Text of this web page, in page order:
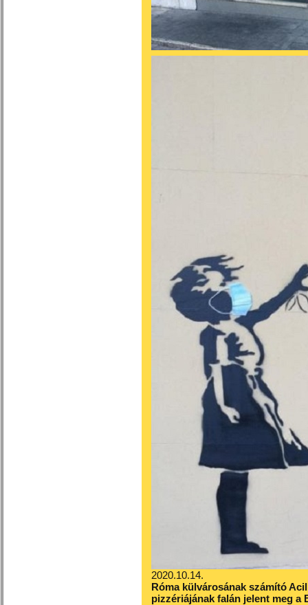
2020.10.14.
Róma külvárosának számító
pizzériájának falán jelent meg a